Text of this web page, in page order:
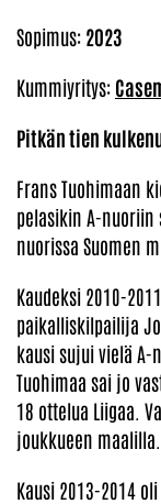
Sopimus: 2023
Kummiyritys: C
Pitkän tien
Frans Tuohimaan
pelasikin A-nuoriin
nuorissa Suomen
Kaudeksi 2010-
paikalliskilpailija
kausi sujui vielä A-
Tuohimaa sai jo
18 ottelua Liigaa.
joukkueen maalilla.
Kausi 2013-2014